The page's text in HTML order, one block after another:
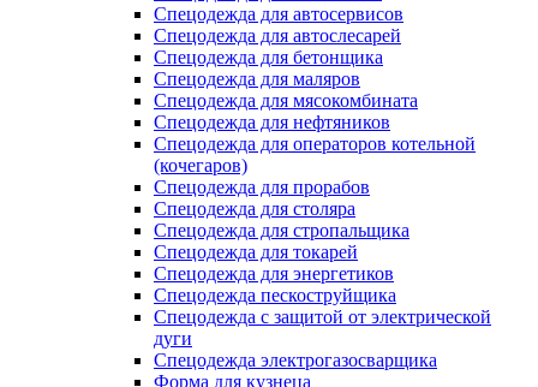
Спецодежда для автосервисов
Спецодежда для автослесарей
Спецодежда для бетонщика
Спецодежда для маляров
Спецодежда для мясокомбината
Спецодежда для нефтяников
Спецодежда для операторов котельной
(кочегаров)
Спецодежда для прорабов
Спецодежда для столяра
Спецодежда для стропальщика
Спецодежда для токарей
Спецодежда для энергетиков
Спецодежда пескоструйщика
Спецодежда с защитой от электрической
дуги
Спецодежда электрогазосварщика
Форма для кузнеца